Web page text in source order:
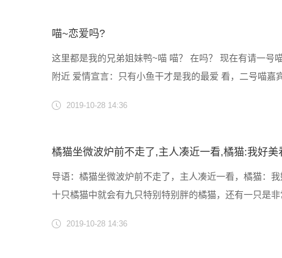
喵~恋爱吗?
这里都是我的兄弟姐妹鸭~喵 喵？ 在吗？ 现在有请一号
附近 爱情宣言：只有小鱼干才是我的最爱 看，二号喵
2019-10-28 14:36
橘猫坐微波炉前不走了,主人凑近一看,橘猫:我好美
导语：橘猫坐微波炉前不走了，主人凑近一看，橘猫：
十只橘猫中就会有九只特别特别胖的橘猫，还有一只是
猫：我好美看醉了！......
2019-10-28 14:36